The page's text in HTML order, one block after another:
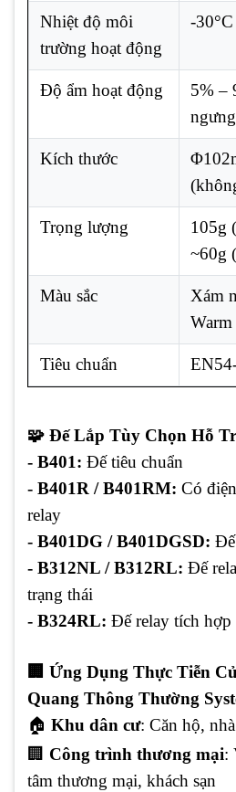
Nhiệt độ môi
trường hoạt động
-
Độ ẩm hoạt động
5% –
Kích thước
Trọng lượng
105g
~60g
Màu sắc
Xám
Tiêu chuẩn
🧩 Đế Lắp Tùy Chọn Hỗ
- B401: Đế tiêu chuẩn
- B401R / B401RM: Có
relay
- B401DG / B401DGSD: Đế
- B312NL / B312RL: Đế
trạng thái
- B324RL: Đế relay tích hợp
🏢 Ứng Dụng Thực Tiễn
Quang Thông Thường
🏠 Khu dân cư: Căn hộ,
🏢 Công trình thương mại:
tâm thương mại, khách sạn